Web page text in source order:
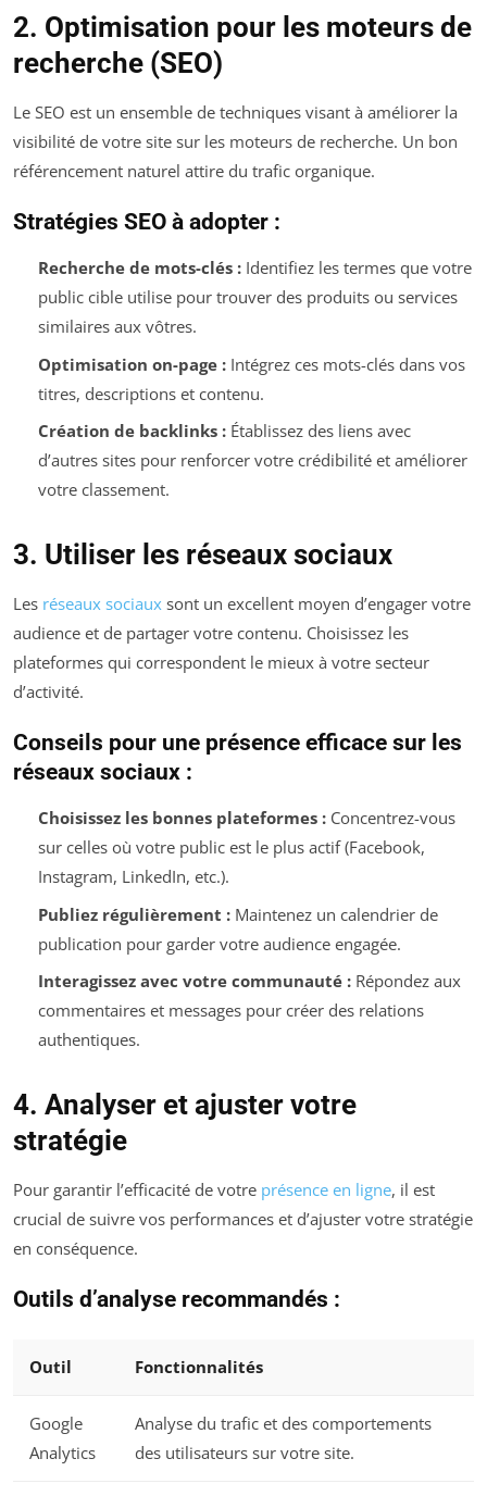
2. Optimisation pour les moteurs de
recherche (SEO)
Le SEO est un ensemble de techniques visant à améliorer la
visibilité de votre site sur les moteurs de recherche. Un bon
référencement naturel attire du trafic organique.
Stratégies SEO à adopter :
Recherche de mots-clés :Identifiez les termes que votre
public cible utilise pour trouver des produits ou services
similaires aux vôtres.
Optimisation on-page :Intégrez ces mots-clés dans vos
titres, descriptions et contenu.
Création de backlinks :Établissez des liens avec
d’autres sites pour renforcer votre crédibilité et améliorer
votre classement.
3. Utiliser les réseaux sociaux
Les réseaux sociaux sont un excellent moyen d’engager votre
audience et de partager votre contenu. Choisissez les
plateformes qui correspondent le mieux à votre secteur
d’activité.
Conseils pour une présence efficace sur les
réseaux sociaux :
Choisissez les bonnes plateformes :Concentrez-vous
sur celles où votre public est le plus actif (Facebook,
Instagram, LinkedIn, etc.).
Publiez régulièrement :Maintenez un calendrier de
publication pour garder votre audience engagée.
Interagissez avec votre communauté :Répondez aux
commentaires et messages pour créer des relations
authentiques.
4. Analyser et ajuster votre
stratégie
Pour garantir l’efficacité de votre présence en ligne, il est
crucial de suivre vos performances et d’ajuster votre stratégie
en conséquence.
Outils d’analyse recommandés :
Outil Fonctionnalités
Google
Analytics
Analyse du trafic et des comportements
des utilisateurs sur votre site.